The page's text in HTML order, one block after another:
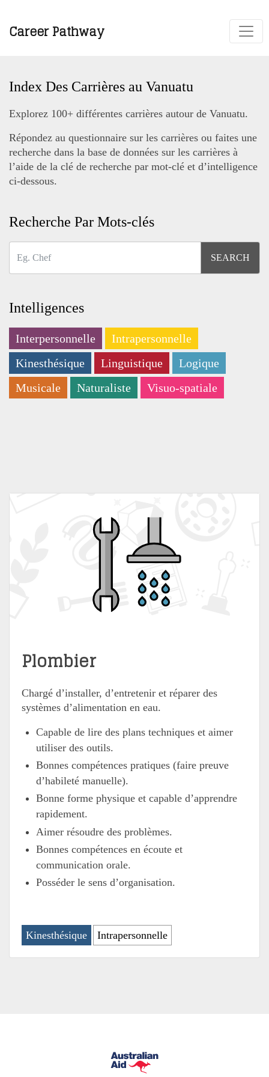
Career Pathway
Index Des Carrières au Vanuatu
Explorez 100+ différentes carrières autour de Vanuatu.
Répondez au questionnaire sur les carrières ou faites une
recherche dans la base de données sur les carrières à
l’aide de la clé de recherche par mot-clé et d’intelligence
ci-dessous.
Recherche Par Mots-clés
Intelligences
Interpersonnelle
Intrapersonnelle
Kinesthésique
Linguistique
Logique
Musicale
Naturaliste Visuo-spatiale
Plombier
Chargé d’installer, d’entretenir et réparer des
systèmes d’alimentation en eau.
Capable de lire des plans techniques et aimer
utiliser des outils.
Bonnes compétences pratiques (faire preuve
d’habileté manuelle).
Bonne forme physique et capable d’apprendre
rapidement.
Aimer résoudre des problèmes.
Bonnes compétences en écoute et
communication orale.
Posséder le sens d’organisation.
Kinesthésique Intrapersonnelle